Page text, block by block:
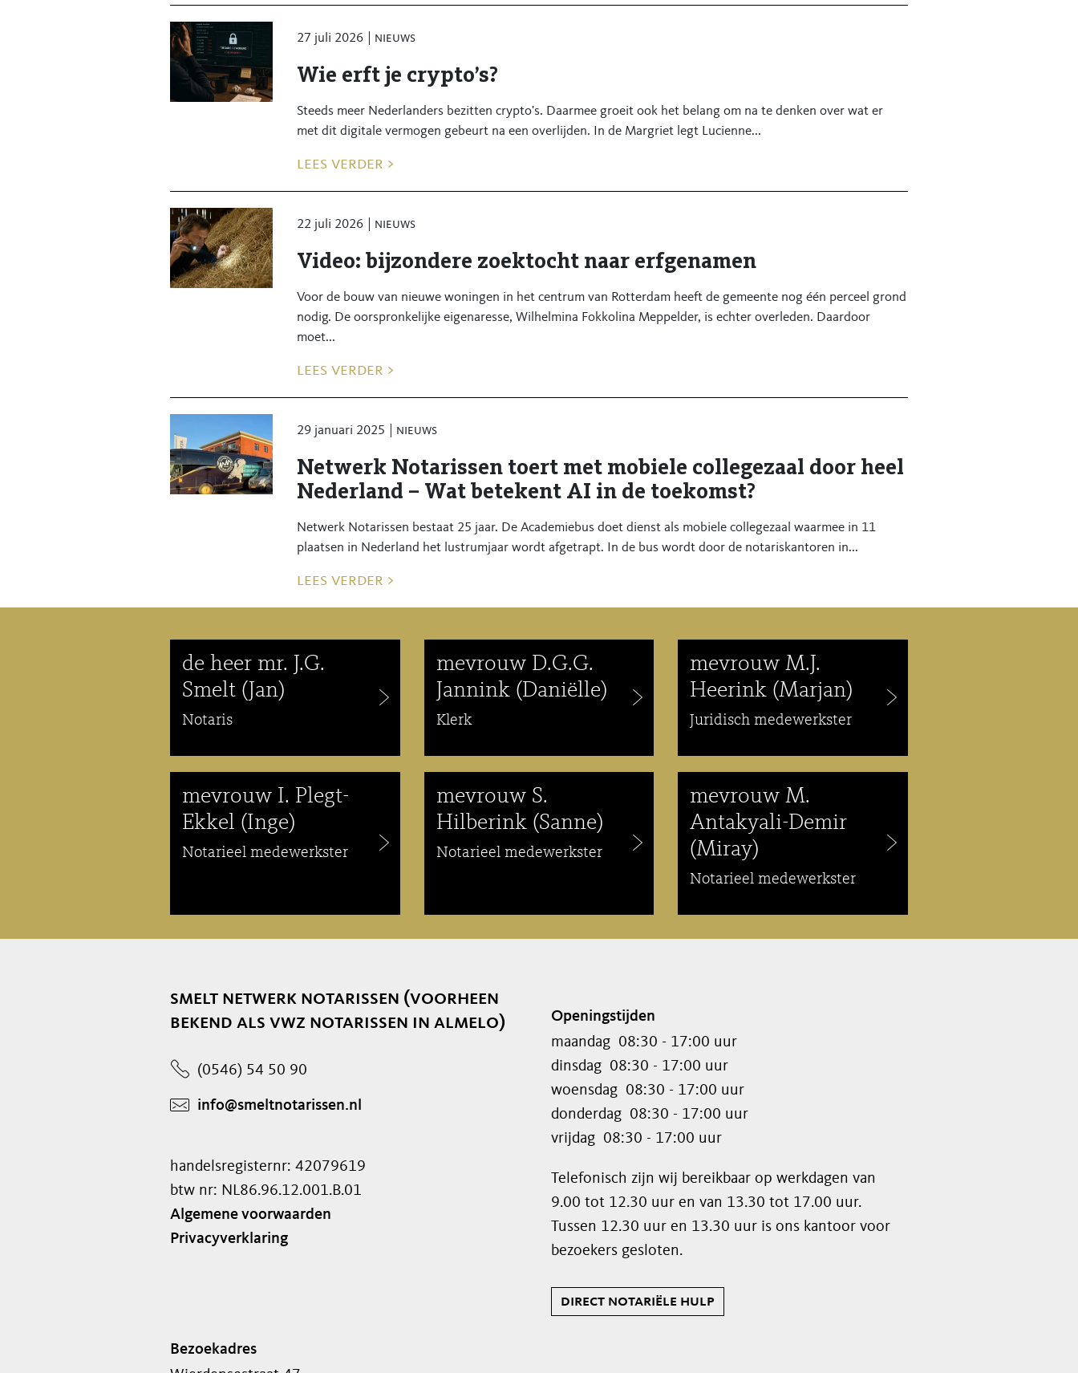
Graag blijven wij ook in de toekomst voor u van betekenis.
NB: In afwachting van het (digitale) drukwerk bij de nieuwe logo’s en de omzetting van onze systemen, vindt u “VWZ” voorlopig
nog wel terug in ons (digitale) drukwerk en onze e-mailadressen.
27 juli 2026 nieuws
Wie erft je crypto’s?
Steeds meer Nederlanders bezitten crypto's. Daarmee groeit ook het belang om na te denken over wat er
met dit digitale vermogen gebeurt na een overlijden. In de Margriet legt Lucienne...
lees verder >
22 juli 2026 nieuws
Video: bijzondere zoektocht naar erfgenamen
Voor de bouw van nieuwe woningen in het centrum van Rotterdam heeft de gemeente nog één perceel grond
nodig. De oorspronkelijke eigenaresse, Wilhelmina Fokkolina Meppelder, is echter overleden. Daardoor
moet...
lees verder >
29 januari 2025 nieuws
Netwerk Notarissen toert met mobiele collegezaal door heel
Nederland – Wat betekent AI in de toekomst?
Netwerk Notarissen bestaat 25 jaar. De Academiebus doet dienst als mobiele collegezaal waarmee in 11
plaatsen in Nederland het lustrumjaar wordt afgetrapt. In de bus wordt door de notariskantoren in...
lees verder >
de heer mr. J.G.
Smelt (Jan)
Notaris
mevrouw D.G.G.
Jannink (Daniëlle)
Klerk
mevrouw M.J.
Heerink (Marjan)
Juridisch medewerkster
mevrouw I. Plegt-
Ekkel (Inge)
Notarieel medewerkster
mevrouw S.
Hilberink (Sanne)
Notarieel medewerkster
mevrouw M.
Antakyali-Demir
(Miray)
Notarieel medewerkster
smelt netwerk notarissen (voorheen
bekend als vwz notarissen in almelo)
(0546) 54 50 90
info@smeltnotarissen.nl
handelsregisternr: 42079619
btw nr: NL86.96.12.001.B.01
Algemene voorwaarden
Privacyverklaring
Openingstijden
maandag 08:30 - 17:00 uur
dinsdag 08:30 - 17:00 uur
woensdag 08:30 - 17:00 uur
donderdag 08:30 - 17:00 uur
vrijdag 08:30 - 17:00 uur
Telefonisch zijn wij bereikbaar op werkdagen van
9.00 tot 12.30 uur en van 13.30 tot 17.00 uur.
Tussen 12.30 uur en 13.30 uur is ons kantoor voor
bezoekers gesloten.
direct notariële hulp
Bezoekadres